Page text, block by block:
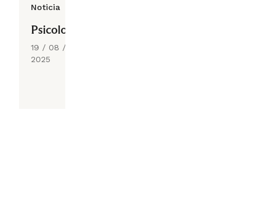
Noticia
Psicología
19 / 08 /
2025